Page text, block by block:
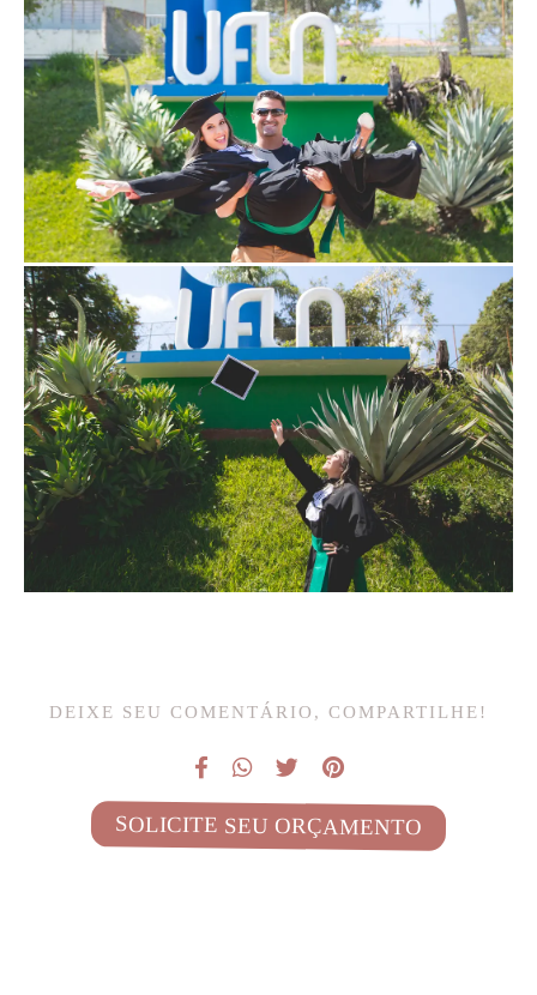
DEIXE SEU COMENTÁRIO, COMPARTILHE!
SOLICITE SEU ORÇAMENTO